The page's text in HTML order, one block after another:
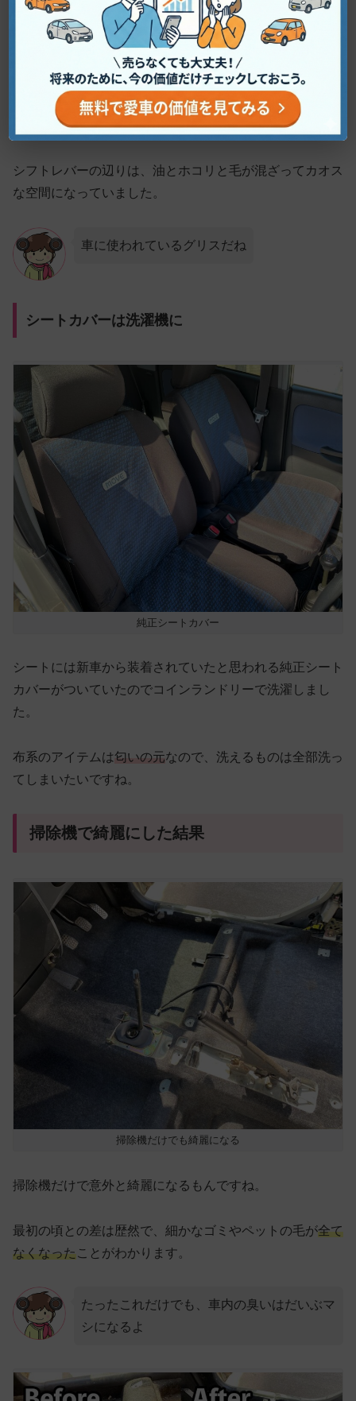
ペットの毛
ペットの毛がホコリや泥と一緒にカーペットにこびりつい
て、多分それがニオイの原因になっています。
シフトレバーの辺りは、油とホコリと毛が混ざってカオス
な空間になっていました。
車に使われているグリスだね
シートカバーは洗濯機に
純正シートカバー
シートには新車から装着されていたと思われる純正シート
カバーがついていたのでコインランドリーで洗濯しまし
た。
布系のアイテムは匂いの元なので、洗えるものは全部洗っ
てしまいたいですね。
掃除機で綺麗にした結果
掃除機だけでも綺麗になる
掃除機だけで意外と綺麗になるもんですね。
最初の頃との差は歴然で、細かなゴミやペットの毛が全て
なくなったことがわかります。
たったこれだけでも、車内の臭いはだいぶマ
シになるよ